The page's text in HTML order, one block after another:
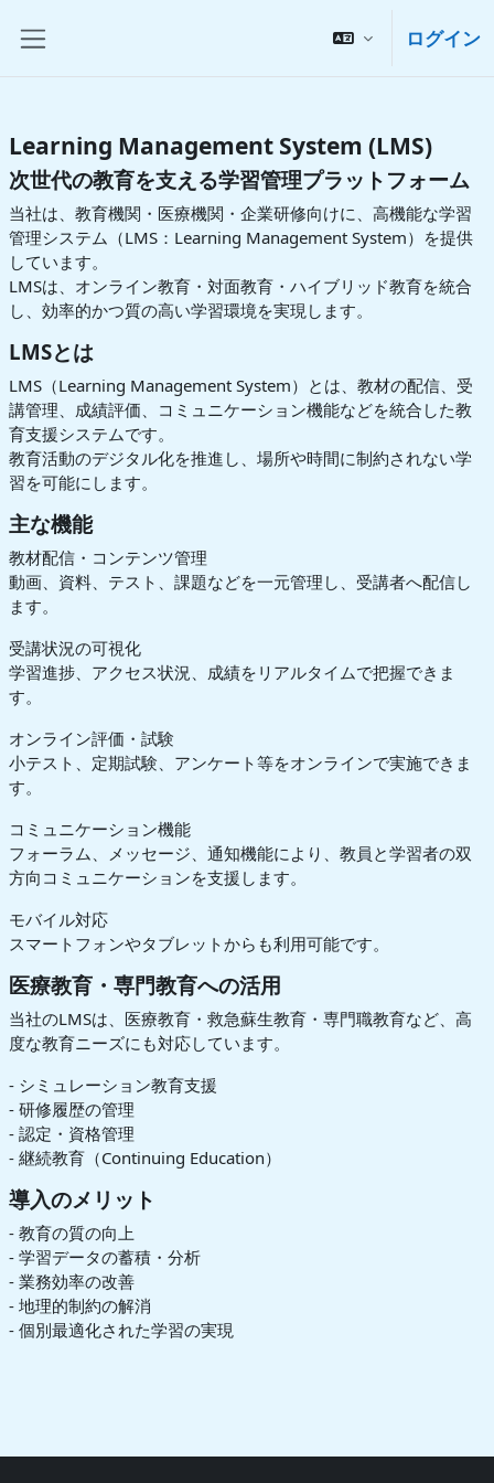
ログイン
Learning Management System (LMS)
次世代の教育を支える学習管理プラットフォーム
当社は、教育機関・医療機関・企業研修向けに、高機能な学習
管理システム（LMS：Learning Management System）を提供
しています。
LMSは、オンライン教育・対面教育・ハイブリッド教育を統合
し、効率的かつ質の高い学習環境を実現します。
LMSとは
LMS（Learning Management System）とは、教材の配信、受
講管理、成績評価、コミュニケーション機能などを統合した教
育支援システムです。
教育活動のデジタル化を推進し、場所や時間に制約されない学
習を可能にします。
主な機能
教材配信・コンテンツ管理
動画、資料、テスト、課題などを一元管理し、受講者へ配信し
ます。
受講状況の可視化
学習進捗、アクセス状況、成績をリアルタイムで把握できま
す。
オンライン評価・試験
小テスト、定期試験、アンケート等をオンラインで実施できま
す。
コミュニケーション機能
フォーラム、メッセージ、通知機能により、教員と学習者の双
方向コミュニケーションを支援します。
モバイル対応
スマートフォンやタブレットからも利用可能です。
医療教育・専門教育への活用
当社のLMSは、医療教育・救急蘇生教育・専門職教育など、高
度な教育ニーズにも対応しています。
- シミュレーション教育支援
- 研修履歴の管理
- 認定・資格管理
- 継続教育（Continuing Education）
導入のメリット
- 教育の質の向上
- 学習データの蓄積・分析
- 業務効率の改善
- 地理的制約の解消
- 個別最適化された学習の実現